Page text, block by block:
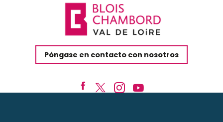
Póngase en contacto con nosotros